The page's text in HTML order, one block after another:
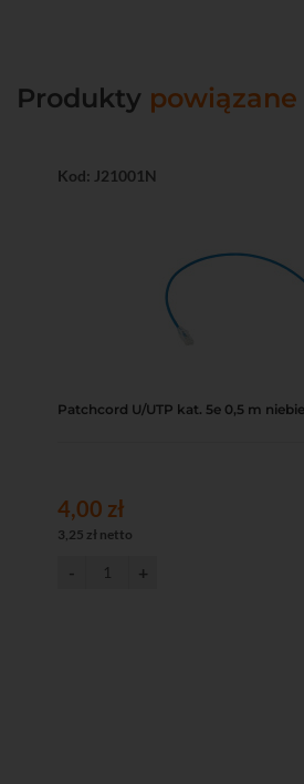
Produkty powiązane
Kod: J21001N
Patchcord U/UTP kat. 5e 0,5 m
4,00 zł
3,25 zł netto